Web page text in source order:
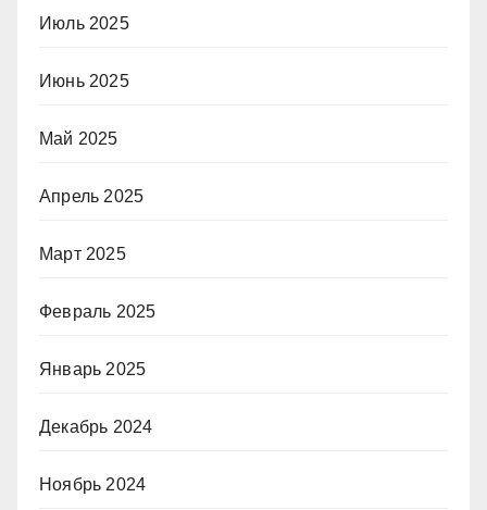
Июль 2025
Июнь 2025
Май 2025
Апрель 2025
Март 2025
Февраль 2025
Январь 2025
Декабрь 2024
Ноябрь 2024